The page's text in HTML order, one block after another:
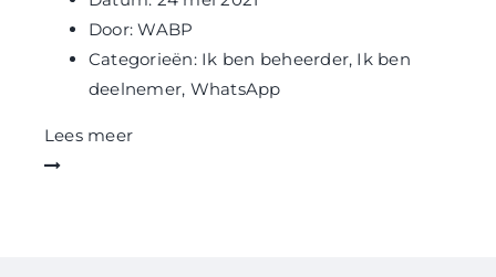
Door: WABP
Categorieën: Ik ben beheerder, Ik ben
deelnemer, WhatsApp
Lees meer